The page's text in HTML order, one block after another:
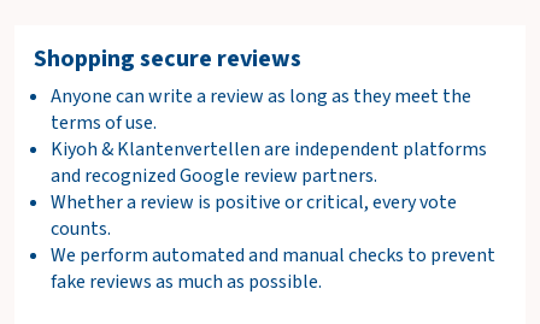
Shopping secure reviews
Anyone can write a review as long as they meet the
terms of use.
Kiyoh & Klantenvertellen are independent platforms
and recognized Google review partners.
Whether a review is positive or critical, every vote
counts.
We perform automated and manual checks to prevent
fake reviews as much as possible.